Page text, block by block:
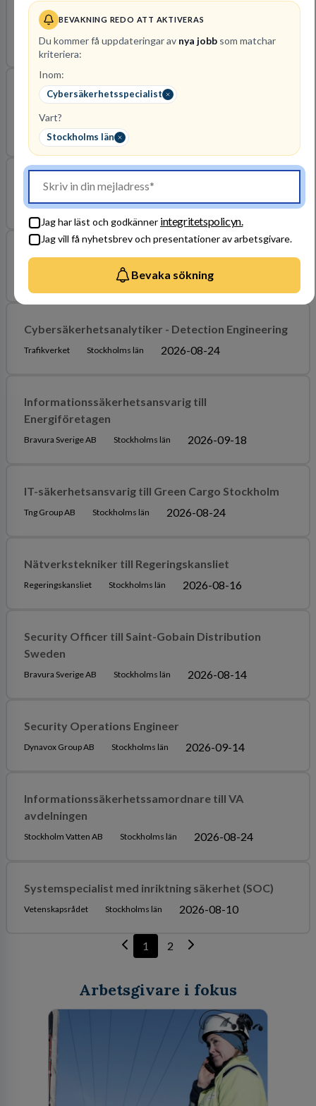
BEVAKNING REDO ATT AKTIVERAS
Du kommer få uppdateringar av nya jobb som matchar
kriteriera:
Inom:
Cybersäkerhetsspecialist
Vart?
Stockholms län
Jag har läst och godkänner integritetspolicyn.
Jag vill få nyhetsbrev och presentationer av arbetsgivare.
Bevaka sökning
Senior Security Engineer - Network Security (CISSP)
H & M Hennes & Mauritz Gbc AB
2026-08-15
Är du en OT-säkerhetsexpert som vill förändra
Barona Professionals AB
Tullverket söker informationssäkerhetspecialist
TULLVERKET Stockholms län 2026-08-23
Drifttekniker inom Windows till Regeringskansliet
Stockholms län 2026-08-16
Cybersäkerhetsanalytiker - Detection Engineering
Trafikverket Stockholms län 2026-08-24
Informationssäkerhetsansvarig till
Energiföretagen
Bravura Sverige AB Stockholms län 2026-09-18
IT-säkerhetsansvarig till Green Cargo Stockholm
Tng Group AB Stockholms län 2026-08-24
Nätverkstekniker till Regeringskansliet
Regeringskansliet Stockholms län 2026-08-16
Security Officer till Saint-Gobain Distribution
Sweden
Bravura Sverige AB Stockholms län 2026-08-14
Security Operations Engineer
Dynavox Group AB Stockholms län 2026-09-14
Informationssäkerhetssamordnare till VA
avdelningen
Stockholm Vatten AB Stockholms län 2026-08-24
Systemspecialist med inriktning säkerhet (SOC)
Vetenskapsrådet Stockholms län 2026-08-10
1 2
Arbetsgivare i fokus